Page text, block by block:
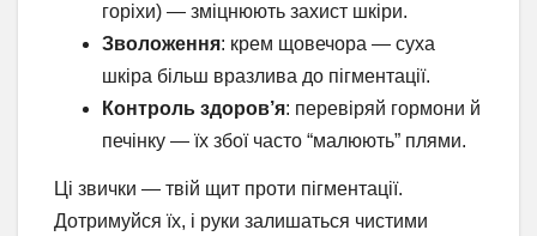
горіхи) — зміцнюють захист шкіри.
Зволоження: крем щовечора — суха
шкіра більш вразлива до пігментації.
Контроль здоров’я: перевіряй гормони й
печінку — їх збої часто “малюють” плями.
Ці звички — твій щит проти пігментації.
Дотримуйся їх, і руки залишаться чистими